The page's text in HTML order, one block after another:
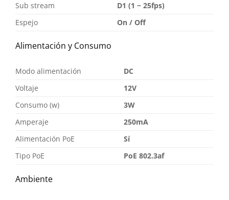
Sub stream
D1 (1 ~ 25fps)
Espejo
On / Off
Alimentación y Consumo
Modo alimentación
DC
Voltaje
12V
Consumo (w)
3W
Amperaje
250mA
Alimentación PoE
Sí
Tipo PoE
PoE 802.3af
Ambiente